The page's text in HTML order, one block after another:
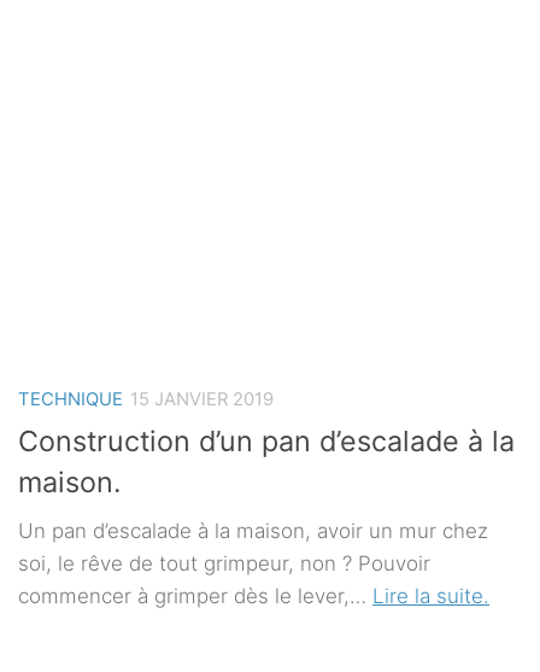
TECHNIQUE 15 JANVIER 2019
Construction d’un pan d’escalade à la
maison.
Un pan d’escalade à la maison, avoir un mur chez
soi, le rêve de tout grimpeur, non ? Pouvoir
commencer à grimper dès le lever,… Lire la suite.